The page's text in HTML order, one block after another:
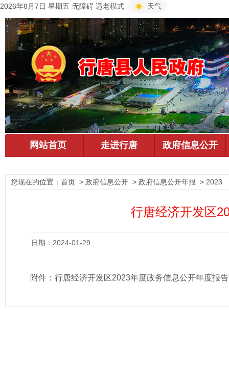
2026年8月7日 星期五 无障碍 适老模式 天气
您现在的位置： 首页 > 政府信息公开 > 政府信息公开年报 > 2023
行唐经济开发区
日期：2024-01-29
附件： 行唐经济开发区2023年度政务信息公开年度报告